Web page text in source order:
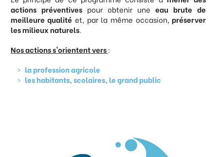
actions préventivespour obtenir uneeau brute de
meilleure qualité et, par la même occasion,préserver
les milieux naturels.
Nos actions s'orientent vers:
la profession agricole
les habitants, scolaires, le grand public